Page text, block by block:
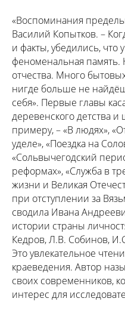
«Воспоминания
Василий Копытков. –
и факты, убедились, что
феноменальная память.
отчества. Много
нигде больше не
себя». Первые главы
деревенского детства
примеру, – «В людях»,
уделе», «Поездка на
«Сольвычегодский
реформах», «Служба в
жизни и Великая
при отступлении за
сводила Ивана
истории страны
Кедров, Л.В. Собинов,
Это увлекательное
краеведения. Автор
своих современников,
интерес для